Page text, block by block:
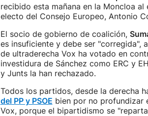
recibido esta mañana en la Moncloa
electo del Consejo Europeo, Antonio
El socio de gobierno de coalición,
es insuficiente y debe ser "corregida",
de ultraderecha Vox ha votado en
investidura de Sánchez como ERC y
y Junts la han rechazado.
Todos los partidos, desde la derecha
del PP y PSOE bien por no profundizar
Vox, porque el bipartidismo se